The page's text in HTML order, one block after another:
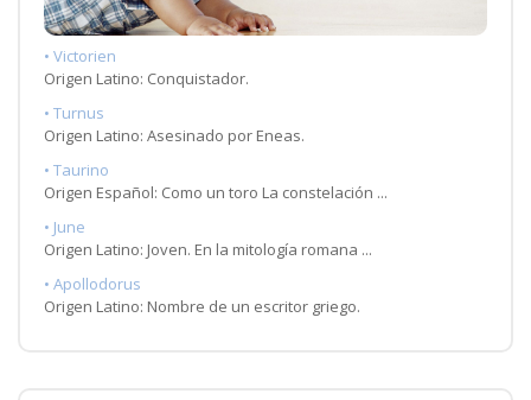
• Victorien
Origen Latino: Conquistador.
• Turnus
Origen Latino: Asesinado por Eneas.
• Taurino
Origen Español: Como un toro La constelación ...
• June
Origen Latino: Joven. En la mitología romana ...
• Apollodorus
Origen Latino: Nombre de un escritor griego.